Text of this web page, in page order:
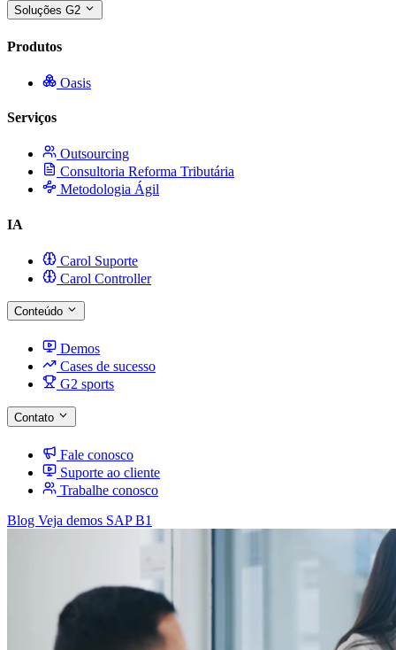
Soluções G2
Produtos
Oasis
Serviços
Outsourcing
Consultoria Reforma Tributária
Metodologia Ágil
IA
Carol Suporte
Carol Controller
Conteúdo
Demos
Cases de sucesso
G2 sports
Contato
Fale conosco
Suporte ao cliente
Trabalhe conosco
Blog Veja demos SAP B1